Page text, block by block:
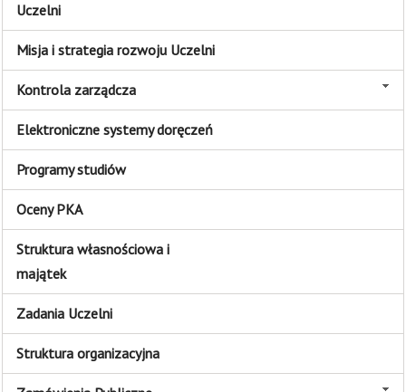
Uczelni
Misja i strategia rozwoju Uczelni
Kontrola zarządcza
Elektroniczne systemy doręczeń
Programy studiów
Oceny PKA
Struktura własnościowa i
majątek
Zadania Uczelni
Struktura organizacyjna